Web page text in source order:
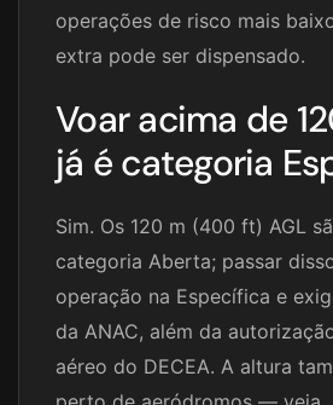
operações de risco mais
extra pode ser dispensado.
Voar acima de
já é categoria
Sim. Os 120 m (400 ft) AGL
categoria Aberta; passar
operação na Específica e
da ANAC, além da
aéreo do DECEA. A altura